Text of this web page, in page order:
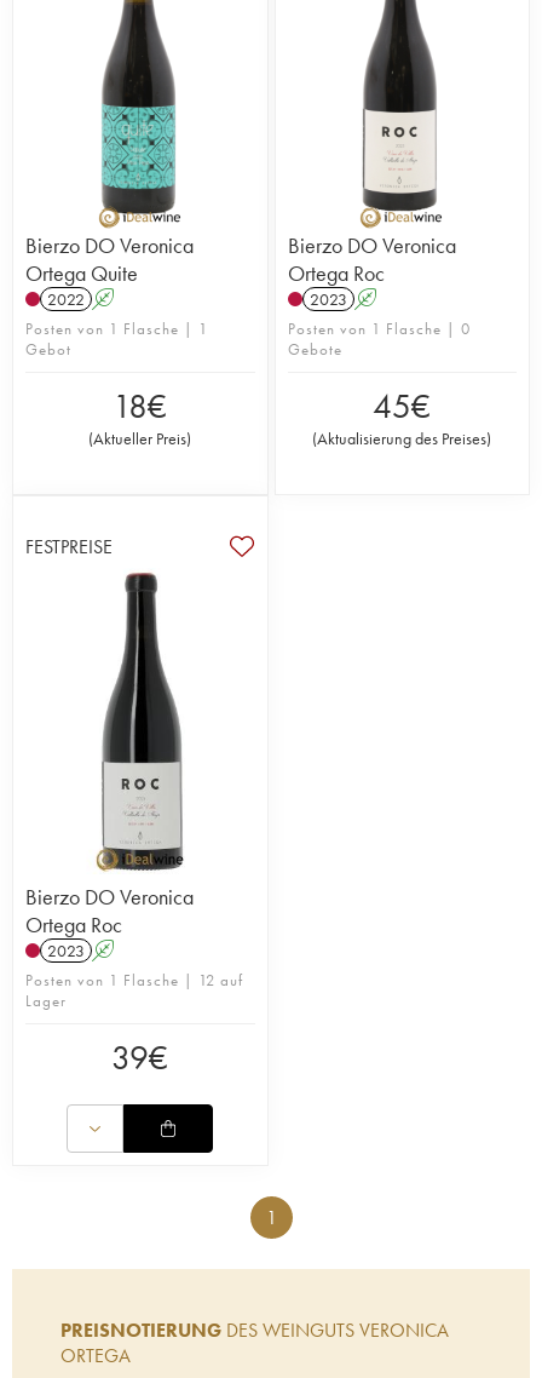
Bierzo DO Veronica
Ortega Quite
2022 A
Posten von 1 Flasche | 1
Gebot
18€
(Aktueller Preis)
Bierzo DO Veronica
Ortega Roc
2023 A
Posten von 1 Flasche | 0
Gebote
45€
(Aktualisierung des Preises)
FESTPREISE
Bierzo DO Veronica
Ortega Roc
2023 A
Posten von 1 Flasche | 12 auf
Lager
39€
1
PREISNOTIERUNG DES WEINGUTS VERONICA
ORTEGA